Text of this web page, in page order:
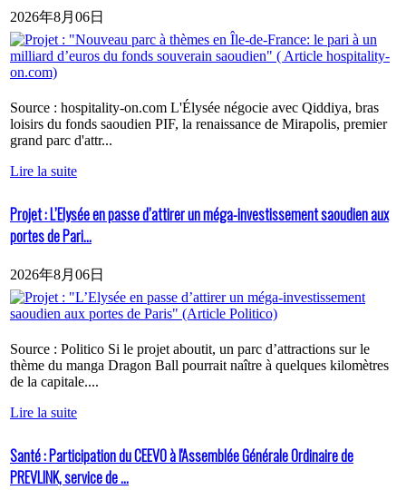
2026年8月06日
Source : hospitality-on.com L'Élysée négocie avec Qiddiya, bras
loisirs du fonds saoudien PIF, la renaissance de Mirapolis, premier
grand parc d'attr...
Lire la suite
Projet : L’Elysée en passe d’attirer un méga-investissement saoudien aux
portes de Pari...
2026年8月06日
Source : Politico Si le projet aboutit, un parc d’attractions sur le
thème du manga Dragon Ball pourrait naître à quelques kilomètres
de la capitale....
Lire la suite
Santé : Participation du CEEVO à l'Assemblée Générale Ordinaire de
PREVLINK, service de ...